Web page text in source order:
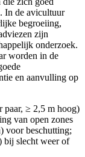
In de avicultuur
begroeiing,
zijn
onderzoek.
worden in de
en aanvulling op
paar, ≥ 2,5 m hoog)
van open zones
voor beschutting;
bij slecht weer of